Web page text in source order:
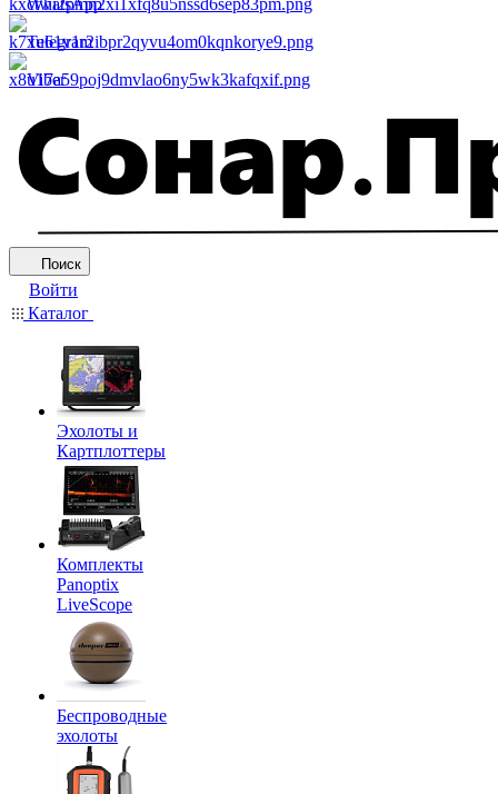
WhatsApp
Telegram
Viber
Поиск
Войти
Каталог
Эхолоты и
Картплоттеры
Комплекты
Panoptix
LiveScope
Беспроводные
эхолоты